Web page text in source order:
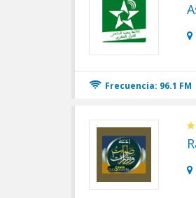
Frecuencia: 96.1 FM